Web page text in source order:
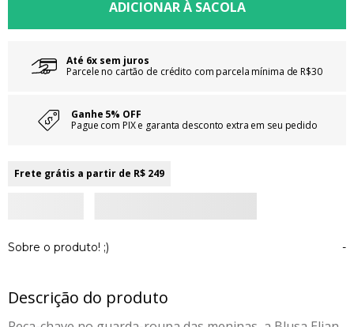
Até 6x sem juros
Parcele no cartão de crédito com parcela mínima de R$30
Ganhe 5% OFF
Pague com PIX e garanta desconto extra em seu pedido
Frete grátis a partir de R$ 249
Sobre o produto! ;) -
Descrição do produto